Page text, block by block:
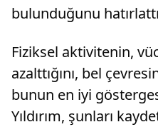
bulunduğunu
Fiziksel aktivitenin,
azalttığını, bel
bunun en iyi
Yıldırım, şunları